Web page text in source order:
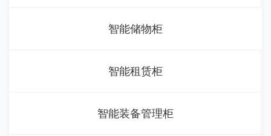
智能储物柜
智能租赁柜
智能装备管理柜